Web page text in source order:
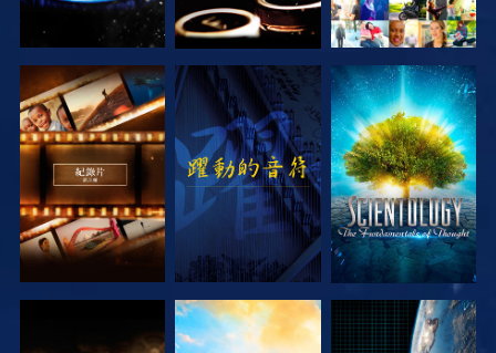
探索系列節目 觀看 探索系列節目